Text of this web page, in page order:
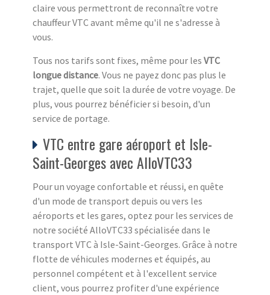
claire vous permettront de reconnaître votre
chauffeur VTC avant même qu'il ne s'adresse à
vous.
Tous nos tarifs sont fixes, même pour les VTC
longue distance. Vous ne payez donc pas plus le
trajet, quelle que soit la durée de votre voyage. De
plus, vous pourrez bénéficier si besoin, d'un
service de portage.
VTC entre gare aéroport et Isle-
Saint-Georges avec AlloVTC33
Pour un voyage confortable et réussi, en quête
d'un mode de transport depuis ou vers les
aéroports et les gares, optez pour les services de
notre société AlloVTC33 spécialisée dans le
transport VTC à Isle-Saint-Georges. Grâce à notre
flotte de véhicules modernes et équipés, au
personnel compétent et à l'excellent service
client, vous pourrez profiter d'une expérience